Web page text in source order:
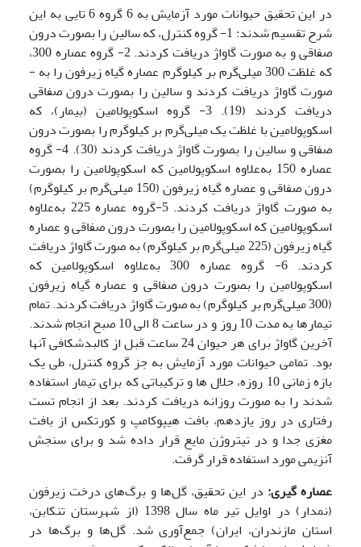
در این تحقیق حیوانات مورد آزمایش به 6 گروه 6 تایی به این
شرح تقسیم شدند: 1- گروه کنترل، که سالین را بصورت درون
صفاقی و به صورت گاواژ دریافت کردند. 2- گروه عصاره 300،
که غلظت 300 میلی‌گرم بر کیلوگرم عصاره گیاه زیرفون را به ­
صورت گاواژ دریافت کردند و سالین را بصورت درون صفاقی
دریافت کردند (19). 3- گروه اسکوپولامین (بیمار)، که
اسکوپولامین با غلظت یک میلی‌گرم بر کیلوگرم را بصورت درون
صفاقی و سالین را بصورت گاواژ دریافت کردند (30). 4- گروه
عصاره 150 به‌علاوه اسکوپولامین که اسکوپولامین را بصورت
درون صفاقی و عصاره گیاه زیرفون (150 میلی‌گرم بر کیلوگرم)
به ­صورت گاواژ دریافت کردند. 5-گروه عصاره 225 به‌علاوه
اسکوپولامین که اسکوپولامین را بصورت درون صفاقی و عصاره
گیاه زیرفون (225 میلی‌گرم بر کیلوگرم) به ­صورت گاواژ دریافت
کردند. 6- گروه عصاره 300 به‌علاوه اسکوپولامین که
اسکوپولامین را بصورت درون صفاقی و عصاره گیاه زیرفون
(300 میلی‌گرم بر کیلوگرم) به ­صورت گاواژ دریافت کردند. تمام
تیمارها به مدت 10 روز و در ساعت 8 الی 10 صبح انجام شدند.
آخرین گاواژ برای هر حیوان 24 ساعت قبل از کالبدشکافی آنها
بود. تمامی حیوانات مورد آزمایش به جز گروه کنترل، طی یک
بازه زمانی 10 روزه، حلال ها و ترکیباتی که برای تیمار استفاده
شدند را به صورت روزانه دریافت کردند. بعد از انجام تست
رفتاری در روز یازدهم، بافت هیپوکامپ و کورتکس از بافت
مغزی جدا و در نیتروژن مایع قرار داده شد و برای سنجش
آنزیمی مورد استفاده قرار گرفت.
عصاره گیری: در این تحقیق، گل‌ها و برگ‌های درخت زیرفون
(نمدار) در اوایل تیر ماه سال 1398 (از شهرستان تنکابن،
استان مازندران، ایران) جمع‌آوری شد. گل‌ها و برگ‌ها در